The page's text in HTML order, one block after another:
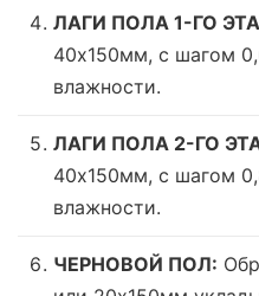
ЛАГИ ПОЛА 1-ГО
40х150мм, с шагом
влажности.
ЛАГИ ПОЛА 2-ГО
40х150мм, с шагом
влажности.
ЧЕРНОВОЙ ПОЛ: